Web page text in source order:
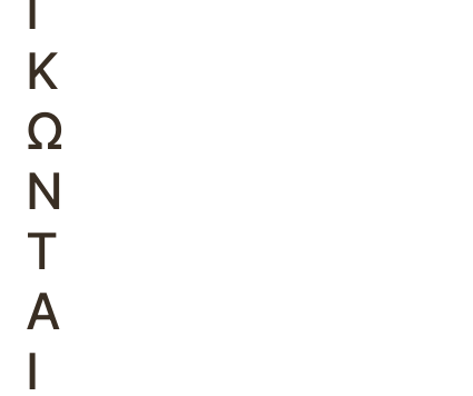
Κ
Ω
Ν
Τ
Α
Ι